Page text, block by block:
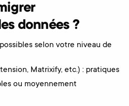
données ?
selon votre niveau de
Matrixify, etc.) : pratiques
ou moyennement